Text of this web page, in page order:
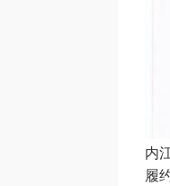
内
履